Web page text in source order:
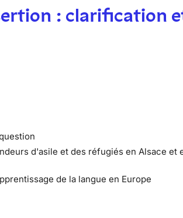
: clarification
d'asile et des réfugiés en Alsace et
de la langue en Europe